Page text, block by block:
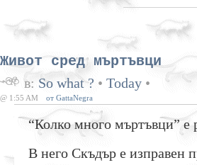
Живот сред мъртъвци
в: So what ? • Today•
@ 1:55 AM от GattaNegra
“Колко много мъртъвци”
В него Скъдър е изправен